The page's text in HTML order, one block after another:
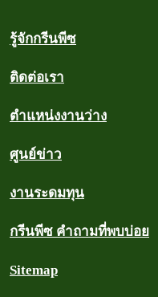
รู้จักกรีนพีซ
ติดต่อเรา
ตำแหน่งงานว่าง
ศูนย์ข่าว
งานระดมทุน
กรีนพีซ คำถามที่พบบ่อย
Sitemap